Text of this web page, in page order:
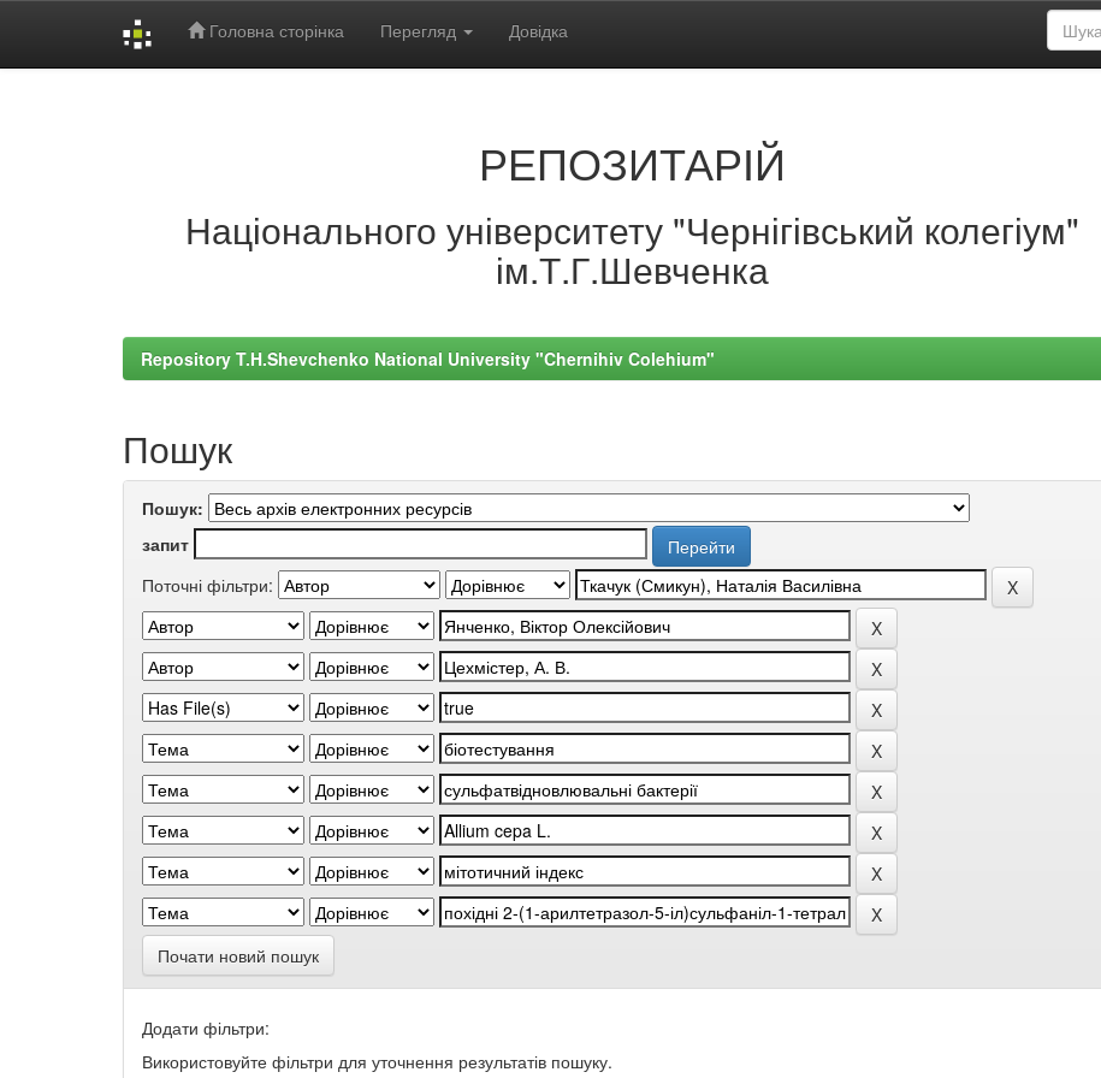
Головна сторінка Перегляд Довідка
РЕПОЗИТАРІЙ
Національного університету "Чернігівський колегіум"
ім.Т.Г.Шевченка
Repository T.H.Shevchenko National University "Chernihiv Colehium"
Пошук
Пошук:
запит
Поточні фільтри:
Почати новий пошук
Додати фільтри:
Використовуйте фільтри для уточнення результатів пошуку.